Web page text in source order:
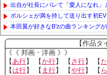
出自が社長にバレて「愛人になれ
ポルシェが満を持して送り出す初
本田翼が好きなB'zの曲ランキング
Powered by livedoor 相互RSS
【作品タ
《《 邦画・洋画 》》
【あ行】 【か行】 【さ行】 【
【は行】 【 ま行】 【や行】 【